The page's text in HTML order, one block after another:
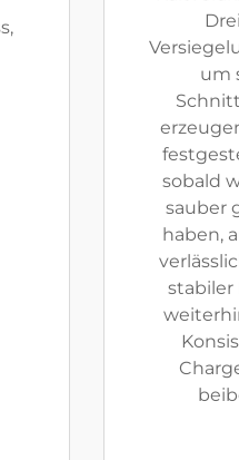
um
sobald
sauber
haben,
stabiler